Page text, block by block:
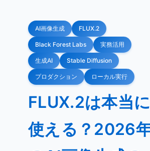
AI画像生成 FLUX.2
Black Forest Labs 実務活用
生成AI Stable Diffusion
プロダクション ローカル実行
FLUX.2は本当に
使える？2026